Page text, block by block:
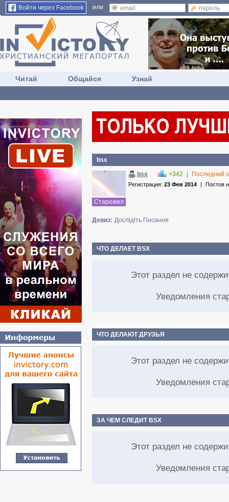
Войти через Facebook или
Читай Общайся Узнай
bsx
Старожил
bsx +342 Последний
Регистрация: 23 Фев 2014 | Постов
Девиз: Дослідіть Писання
ЧТО ДЕЛАЕТ BSX
Этот раздел не
Уведомления
ЧТО ДЕЛАЮТ ДРУЗЬЯ
Этот раздел не
Уведомления
ЗА ЧЕМ СЛЕДИТ BSX
Этот раздел не
Уведомления